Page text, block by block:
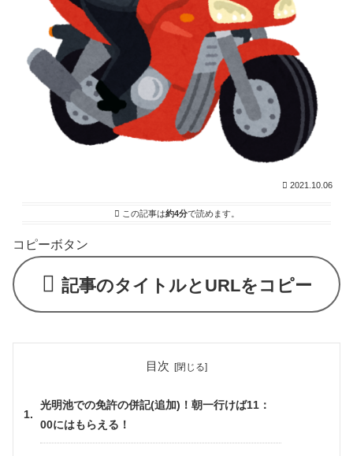
2021.10.06
この記事は約4分で読めます。
コピーボタン
記事のタイトルとURLをコピー
目次
光明池での免許の併記(追加)！朝一行けば11：
00にはもらえる！